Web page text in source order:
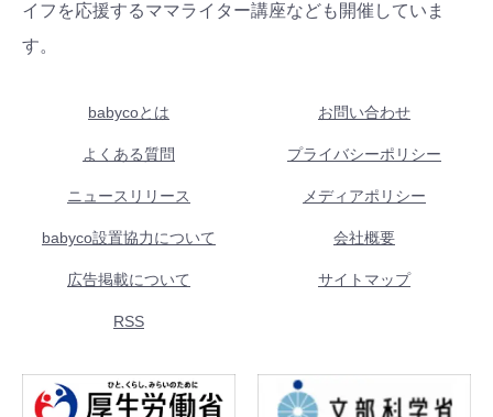
イフを応援するママライター講座なども開催していま
す。
babycoとは お問い合わせ
よくある質問 プライバシーポリシー
ニュースリリース メディアポリシー
babyco設置協力について 会社概要
広告掲載について サイトマップ
RSS